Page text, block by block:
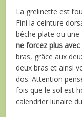
La grelinette est
Fini la ceinture
bêche plate ou
ne forcez plus
bras, grâce aux
deux bras et ainsi
dos. Attention
fois que le sol est
calendrier lunaire